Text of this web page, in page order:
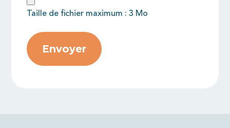
Taille de fichier maximum : 3 Mo
Envoyer